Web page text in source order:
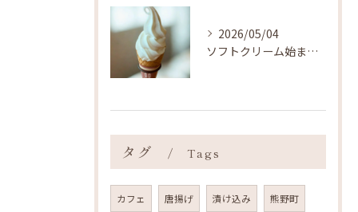
2026/05/04
ソフトクリーム始まりました ˎˊ˗
タグ Tags
カフェ 唐揚げ 漬け込み 熊野町